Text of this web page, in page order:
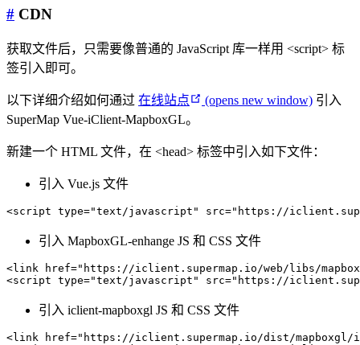
# CDN
获取文件后，只需要像普通的 JavaScript 库一样用 <script> 标
签引入即可。
以下详细介绍如何通过 在线站点 (opens new window) 引入
SuperMap Vue-iClient-MapboxGL。
新建一个 HTML 文件，在 <head> 标签中引入如下文件：
引入 Vue.js 文件
<script type="text/javascript " src=" https://
引入 MapboxGL-enhange JS 和 CSS 文件
<link href=" https://iclient.supermap.io/web/libs/
<script type="text/javascript " src=" https://
引入 iclient-mapboxgl JS 和 CSS 文件
<link href=" https://iclient.supermap.io/dist/mapboxgl/